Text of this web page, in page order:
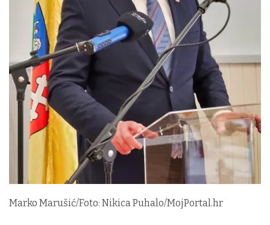
Marko Marušić/Foto: Nikica Puhalo/MojPortal.hr